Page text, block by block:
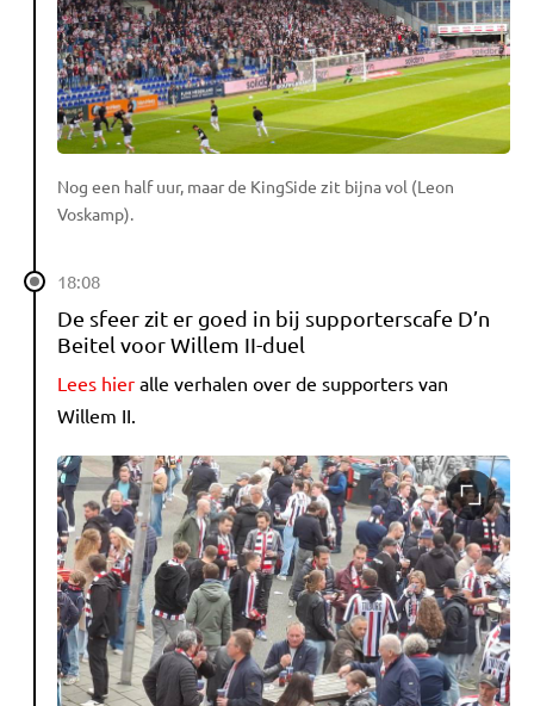
Nog een half uur, maar de KingSide zit bijna vol (Leon
Voskamp).
18:08
De sfeer zit er goed in bij supporterscafe D’n
Beitel voor Willem II-duel
Lees hier alle verhalen over de supporters van
Willem II.